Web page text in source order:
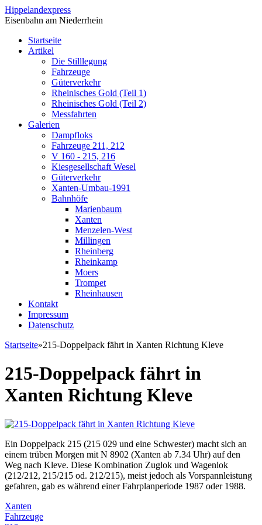
Direkt zum Inhalt
Hippelandexpress
Eisenbahn am Niederrhein
Startseite
Artikel
Die Stilllegung
Fahrzeuge
Güterverkehr
Rheinisches Gold (Teil 1)
Rheinisches Gold (Teil 2)
Messfahrten
Galerien
Dampfloks
Fahrzeuge 211, 212
V 160 - 215, 216
Kiesgesellschaft Wesel
Güterverkehr
Xanten-Umbau-1991
Bahnhöfe
Marienbaum
Xanten
Menzelen-West
Millingen
Rheinberg
Rheinkamp
Moers
Trompet
Rheinhausen
Kontakt
Impressum
Datenschutz
Startseite»215-Doppelpack fährt in Xanten Richtung Kleve
215-Doppelpack fährt in
Xanten Richtung Kleve
Ein Doppelpack 215 (215 029 und eine Schwester) macht sich an
einem trüben Morgen mit N 8902 (Xanten ab 7.34 Uhr) auf den
Weg nach Kleve. Diese Kombination Zuglok und Wagenlok
(212/212, 215/215 od. 212/215), meist jedoch als Vorspannleistung
gefahren, gab es während einer Fahrplanperiode 1987 oder 1988.
Xanten
Fahrzeuge